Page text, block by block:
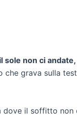
il sole non ci
grava sulla
dove il soffitto non